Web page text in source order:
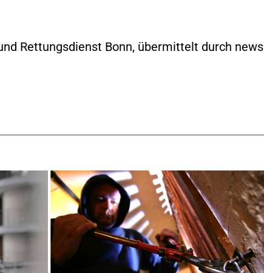
Rettungsdienst Bonn, übermittelt durch news